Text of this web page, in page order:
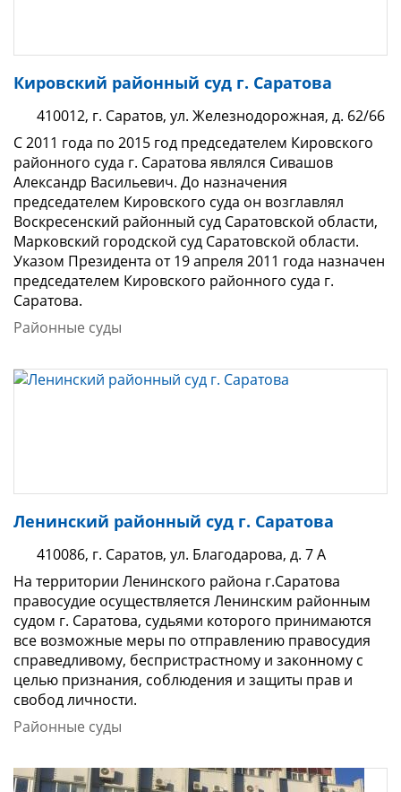
Кировский районный суд г. Саратова
410012, г. Саратов, ул. Железнодорожная, д. 62/66
С 2011 года по 2015 год председателем Кировского
районного суда г. Саратова являлся Сивашов
Александр Васильевич. До назначения
председателем Кировского суда он возглавлял
Воскресенский районный суд Саратовской области,
Марковский городской суд Саратовской области.
Указом Президента от 19 апреля 2011 года назначен
председателем Кировского районного суда г.
Саратова.
Районные суды
Ленинский районный суд г. Саратова
410086, г. Саратов, ул. Благодарова, д. 7 А
На территории Ленинского района г.Саратова
правосудие осуществляется Ленинским районным
судом г. Саратова, судьями которого принимаются
все возможные меры по отправлению правосудия
справедливому, беспристрастному и законному с
целью признания, соблюдения и защиты прав и
свобод личности.
Районные суды